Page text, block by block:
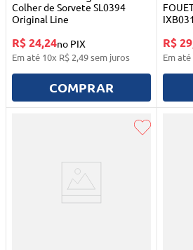
Colher de Sorvete SL0394
Original Line
R$ 24,24no PIX
Em até 10x R$ 2,49sem juros
COMPRAR
R$
Em até